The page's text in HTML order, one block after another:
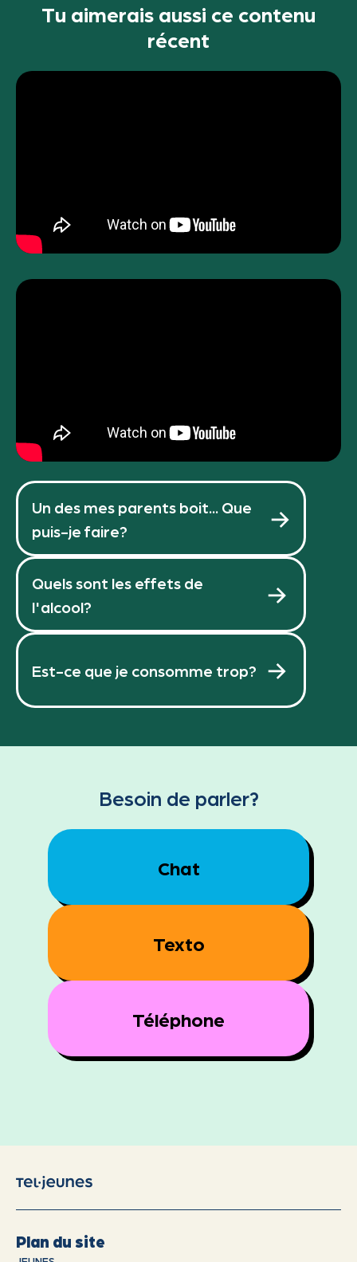
Tu aimerais aussi ce contenu
récent
Un des mes parents boit... Que
puis-je faire?
Quels sont les effets de
l'alcool?
Est-ce que je consomme trop?
Besoin de parler?
Chat
Texto
Téléphone
Plan du site